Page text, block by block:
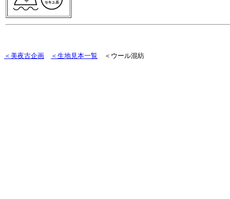
＜美夜古企画 ＜生地見本一覧 ＜ウール混紡